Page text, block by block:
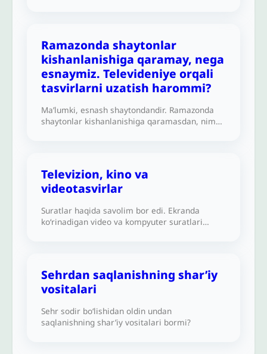
Ramazonda shaytonlar
kishanlanishiga qaramay, nega
esnaymiz. Televideniye orqali
tasvirlarni uzatish harommi?
Ma’lumki, esnash shaytondandir. Ramazonda
shaytonlar kishanlanishiga qaramasdan, nima
Televizion, kino va
videotasvirlar
Suratlar haqida savolim bor edi. Ekranda
ko‘rinadigan video va kompyuter suratlari
Sehrdan saqlanishning shar’iy
vositalari
Sehr sodir bo‘lishidan oldin undan
saqlanishning shar’iy vositalari bormi?